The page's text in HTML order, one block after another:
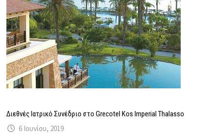
Διεθνές Ιατρικό Συνέδριο στο Grecotel Kos Imperial Thalasso
6 Ιουνίου, 2019